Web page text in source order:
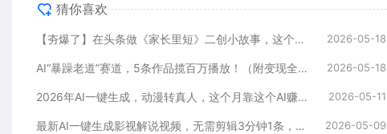
猜你喜欢
【夯爆了】在头条做《家长里短》二创小故事，这个月收益2w+ 2026-05-18
AI“暴躁老道”赛道，5条作品揽百万播放！（附变现全攻略） 2026-05-18
2026年AI一键生成，动漫转真人，这个月靠这个AI赚了2W+ 2026-05-11
最新AI一键生成影视解说视频，无需剪辑3分钟1条，条条爆款，多平台变现日入2000+ 2026-05-09